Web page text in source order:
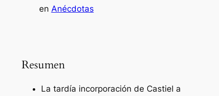
en Anécdotas
Resumen
La tardía incorporación de Castiel a